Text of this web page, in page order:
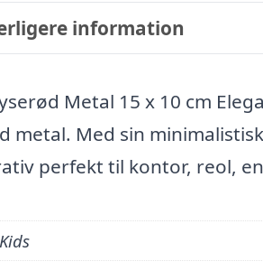
information
Metal 15 x 10 cm
metal. Med sin
perfekt til kontor, reol,